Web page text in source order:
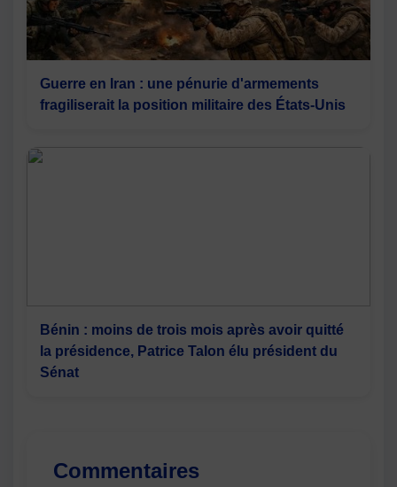
Guerre en Iran : une pénurie d'armements
fragiliserait la position militaire des États-Unis
Bénin : moins de trois mois après avoir quitté
la présidence, Patrice Talon élu président du
Sénat
Commentaires